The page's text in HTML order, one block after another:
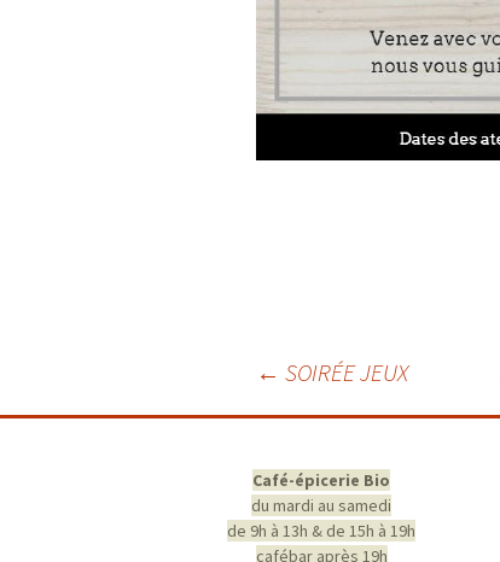
des
← SOIRÉE JEUX
Café-épicerie Bio
du mardi au samedi
de 9h à 13h & de 15h à 19h
cafébar après 19h